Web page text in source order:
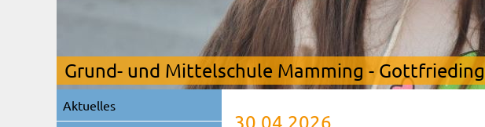
Grund- und Mittelschule Mamming - Gottfrieding
30.04.2026
Navigation
überspringen
Aktuelles